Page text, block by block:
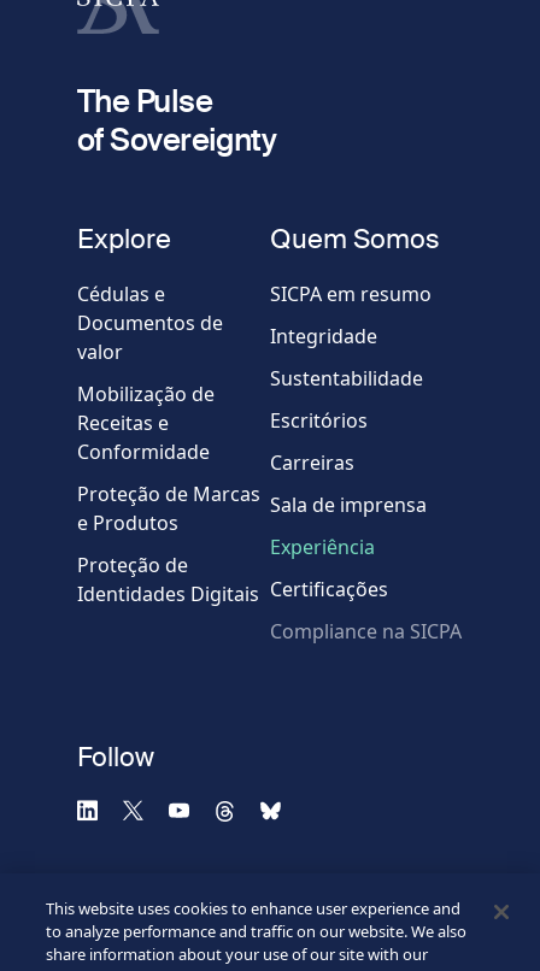
fieldset
Country
Mensagem
* Campos obrigatórios
The Pulse
of Sovereignty
Explore
Cédulas e
Documentos de
valor
Mobilização de
Receitas e
Conformidade
Proteção de Marcas
e Produtos
Proteção de
Identidades Digitais
Quem Somos
SICPA em resumo
Integridade
Sustentabilidade
Escritórios
Carreiras
Sala de imprensa
Experiência
Certificações
Compliance na SICPA
Follow
This website uses cookies to enhance user experience and
to analyze performance and traffic on our website. We also
share information about your use of our site with our